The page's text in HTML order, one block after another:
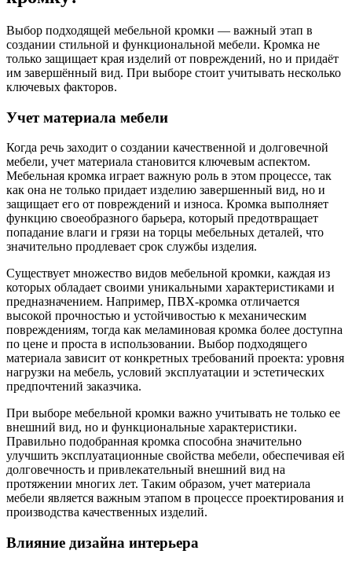
Выбор подходящей мебельной кромки — важный этап в
создании стильной и функциональной мебели. Кромка не
только защищает края изделий от повреждений, но и придаёт
им завершённый вид. При выборе стоит учитывать несколько
ключевых факторов.
Учет материала мебели
Когда речь заходит о создании качественной и долговечной
мебели, учет материала становится ключевым аспектом.
Мебельная кромка играет важную роль в этом процессе, так
как она не только придает изделию завершенный вид, но и
защищает его от повреждений и износа. Кромка выполняет
функцию своеобразного барьера, который предотвращает
попадание влаги и грязи на торцы мебельных деталей, что
значительно продлевает срок службы изделия.
Существует множество видов мебельной кромки, каждая из
которых обладает своими уникальными характеристиками и
предназначением. Например, ПВХ-кромка отличается
высокой прочностью и устойчивостью к механическим
повреждениям, тогда как меламиновая кромка более доступна
по цене и проста в использовании. Выбор подходящего
материала зависит от конкретных требований проекта: уровня
нагрузки на мебель, условий эксплуатации и эстетических
предпочтений заказчика.
При выборе мебельной кромки важно учитывать не только ее
внешний вид, но и функциональные характеристики.
Правильно подобранная кромка способна значительно
улучшить эксплуатационные свойства мебели, обеспечивая ей
долговечность и привлекательный внешний вид на
протяжении многих лет. Таким образом, учет материала
мебели является важным этапом в процессе проектирования и
производства качественных изделий.
Влияние дизайна интерьера